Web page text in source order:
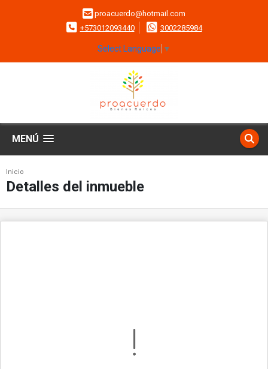
proacuerdo@hotmail.com
+573012093440
3002285984
Select Language ▼
MENÚ
Inicio
Detalles del inmueble